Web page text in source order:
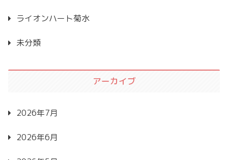
ライオンハート菊水
未分類
アーカイブ
2026年7月
2026年6月